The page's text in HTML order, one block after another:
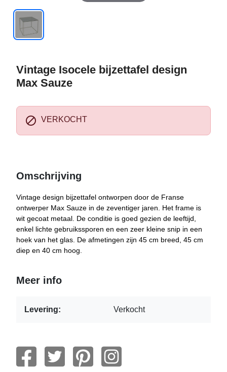
Vintage Isocele bijzettafel design
Max Sauze
 VERKOCHT
Omschrijving
Vintage design bijzettafel ontworpen door de Franse
ontwerper Max Sauze in de zeventiger jaren. Het frame is
wit gecoat metaal. De conditie is goed gezien de leeftijd,
enkel lichte gebruikssporen en een zeer kleine snip in een
hoek van het glas. De afmetingen zijn 45 cm breed, 45 cm
diep en 40 cm hoog.
Meer info
Levering: Verkocht